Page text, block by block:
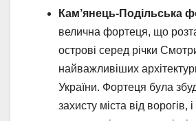
Кам’янець-Подільська
велична фортеця, що
острові серед річки
найважливіших
України. Фортеця була
захисту міста від ворогів, і